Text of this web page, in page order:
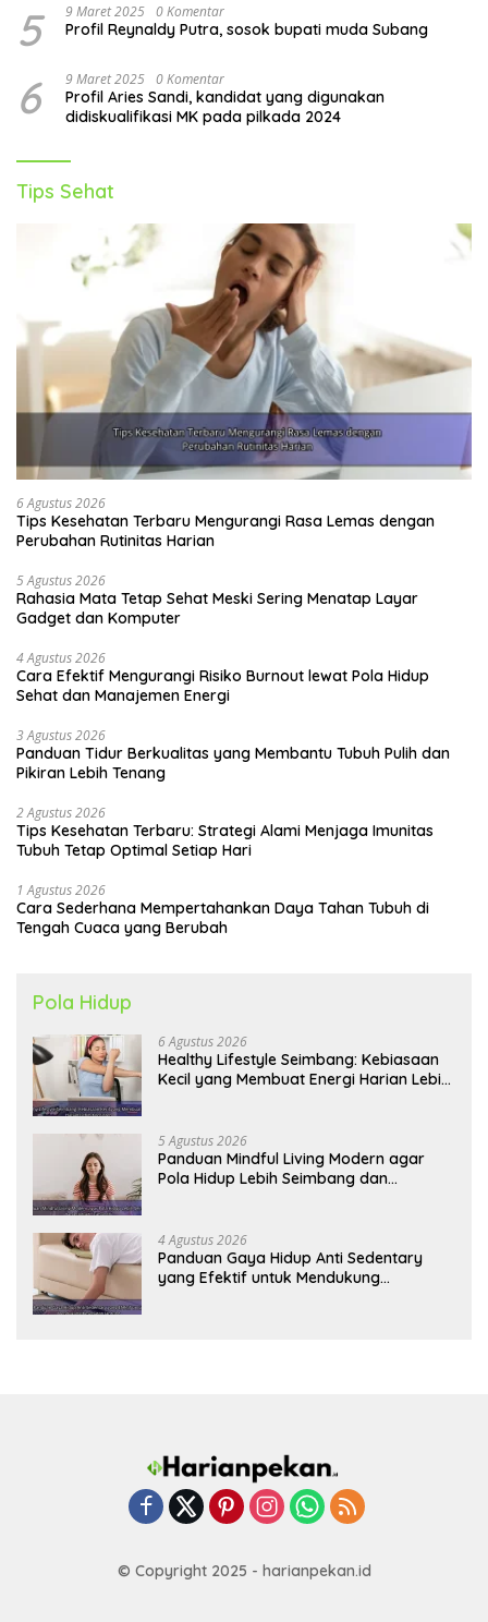
5 9 Maret 2025 0 Komentar
Profil Reynaldy Putra, sosok bupati muda Subang
6 9 Maret 2025 0 Komentar
Profil Aries Sandi, kandidat yang digunakan
didiskualifikasi MK pada pilkada 2024
Tips Sehat
6 Agustus 2026
Tips Kesehatan Terbaru Mengurangi Rasa Lemas dengan
Perubahan Rutinitas Harian
5 Agustus 2026
Rahasia Mata Tetap Sehat Meski Sering Menatap Layar
Gadget dan Komputer
4 Agustus 2026
Cara Efektif Mengurangi Risiko Burnout lewat Pola Hidup
Sehat dan Manajemen Energi
3 Agustus 2026
Panduan Tidur Berkualitas yang Membantu Tubuh Pulih dan
Pikiran Lebih Tenang
2 Agustus 2026
Tips Kesehatan Terbaru: Strategi Alami Menjaga Imunitas
Tubuh Tetap Optimal Setiap Hari
1 Agustus 2026
Cara Sederhana Mempertahankan Daya Tahan Tubuh di
Tengah Cuaca yang Berubah
Pola Hidup
6 Agustus 2026
Healthy Lifestyle Seimbang: Kebiasaan
Kecil yang Membuat Energi Harian Lebih
5 Agustus 2026
Panduan Mindful Living Modern agar
Pola Hidup Lebih Seimbang dan
4 Agustus 2026
Panduan Gaya Hidup Anti Sedentary
yang Efektif untuk Mendukung
© Copyright 2025 - harianpekan.id